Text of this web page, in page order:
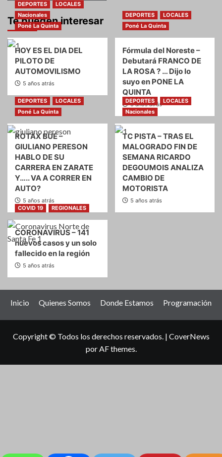
Te pueden interesar
DEPORTES
LOCALES
Nacionales
Poné La Quinta
HOY ES EL DIA DEL
PILOTO DE
AUTOMOVILISMO
5 años atrás
DEPORTES
LOCALES
Poné La Quinta
Fórmula del Noreste –
Debutará FRANCO DE
LA ROSA ? … Dijo lo
suyo en PONE LA
QUINTA
5 años atrás
DEPORTES
LOCALES
Poné La Quinta
ROTAX BUE –
GIULIANO PERESON
HABLO DE SU
CARRERA EN ZARATE
Y….. VA A CORRER EN
AUTO?
5 años atrás
DEPORTES
LOCALES
Nacionales
TC PISTA – TRAS EL
MALOGRADO FIN DE
SEMANA RICARDO
DEGOUMOIS ANALIZA
CAMBIO DE
MOTORISTA
5 años atrás
COVID 19
REGIONALES
CORONAVIRUS – 141
nuevos casos y un solo
fallecido en la región
5 años atrás
Inicio Quienes Somos Donde Estamos Programación
Copyright © Todos los derechos reservados. | CoverNews
por AF themes.